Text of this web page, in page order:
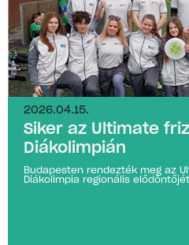
2026.04.15.
Siker az Ultimate
Diákolimpián
Budapesten rendezték meg az
Diákolimpia regionális